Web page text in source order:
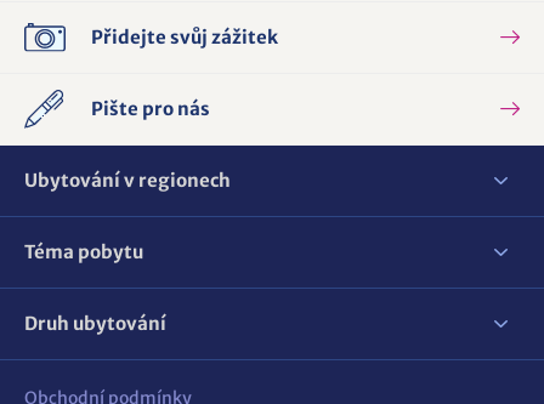
Přidejte svůj zážitek
Pište pro nás
Ubytování v regionech
Téma pobytu
Druh ubytování
Obchodní podmínky